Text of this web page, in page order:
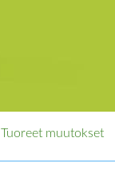
Tuoreet muutokset